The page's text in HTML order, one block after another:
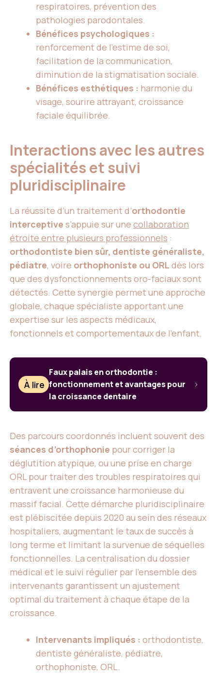
respiratoires, prévention des
pathologies parodontales.
Bénéfices psychologiques :
renforcement de l’estime de soi,
facilitation de la communication,
diminution de la stigmatisation sociale.
Bénéfices esthétiques : harmonie du
visage, sourire attrayant, croissance
faciale équilibrée.
Interactions avec les autres
spécialités et suivi
pluridisciplinaire
La réussite d’un traitement d’orthodontie
interceptive s’appuie sur une collaboration
étroite entre plusieurs professionnels :
orthodontiste bien sûr, dentiste généraliste,
pédiatre, voire orthophoniste ou ORL dès lors
que des dysfonctionnements oro-faciaux sont
détectés. Cette synergie permet une approche
globale, chaque spécialiste apportant une
expertise sur les aspects médicaux,
fonctionnels et comportementaux de l’enfant.
À lire
Faux palais en orthodontie :
fonctionnement et avantages pour
la croissance dentaire
Des parcours coordonnés incluent souvent des
séances d’orthophonie pour corriger la
déglutition atypique, ou une prise en charge
ORL pour traiter des troubles respiratoires qui
entravent une croissance harmonieuse du
massif facial. Cette démarche pluridisciplinaire
est plébiscitée depuis 2020 au sein des réseaux
hospitaliers, augmentant le taux de succès à
long terme et limitant la survenue de séquelles
fonctionnelles. La centralisation du dossier
médical et le suivi régulier par l’ensemble des
intervenants garantissent un ajustement
optimal du traitement à chaque étape de la
croissance.
Intervenants impliqués : orthodontiste,
dentiste généraliste, pédiatre,
orthophoniste, ORL.